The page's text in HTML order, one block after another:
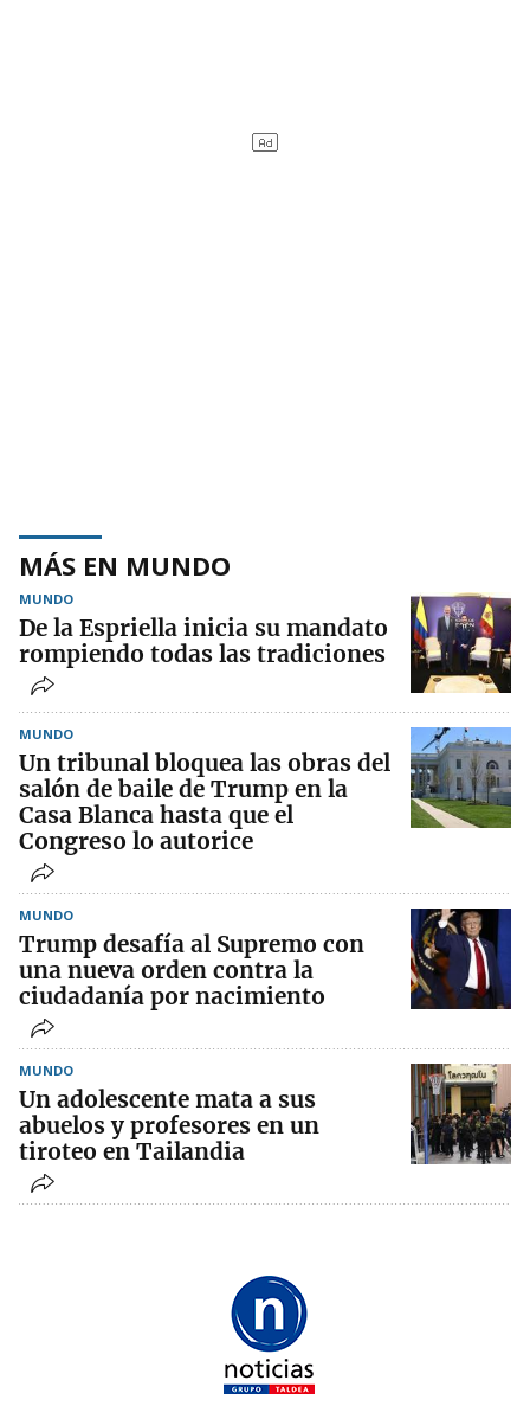
MÁS EN MUNDO
MUNDO
De la Espriella inicia su mandato
rompiendo todas las tradiciones
MUNDO
Un tribunal bloquea las obras del
salón de baile de Trump en la
Casa Blanca hasta que el
Congreso lo autorice
MUNDO
Trump desafía al Supremo con
una nueva orden contra la
ciudadanía por nacimiento
MUNDO
Un adolescente mata a sus
abuelos y profesores en un
tiroteo en Tailandia